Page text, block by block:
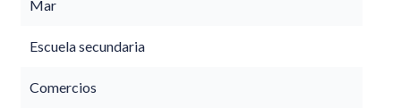
Mar
Escuela secundaria
Comercios